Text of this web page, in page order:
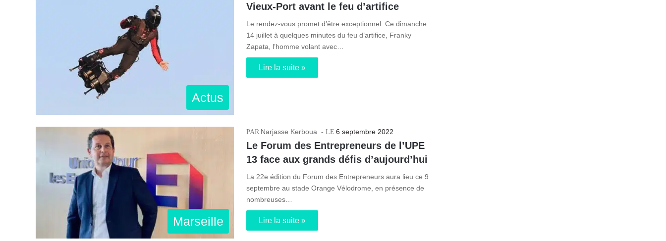
Actus
Vieux-Port avant le feu d’artifice
Le rendez-vous promet d’être exceptionnel. Ce dimanche
14 juillet à quelques minutes du feu d’artifice, Franky
Zapata, l’homme volant avec…
Lire la suite »
Marseille
Narjasse Kerboua 6 septembre 2022
Le Forum des Entrepreneurs de l’UPE
13 face aux grands défis d’aujourd’hui
La 22e édition du Forum des Entrepreneurs aura lieu ce 9
septembre au stade Orange Vélodrome, en présence de
nombreuses…
Lire la suite »